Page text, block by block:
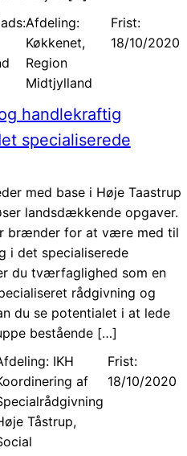
Afdeling:
Køkkenet,
Region
Midtjylland
Frist:
18/10/2020
handlekraftig
specialiserede
med base i Høje Taastrup
landsdækkende opgaver.
brænder for at være med til
i det specialiserede
du tværfaglighed som en
rådgivning og
du se potentialet i at lede
bestående […]
IKH
af
Tåstrup,
Frist:
18/10/2020